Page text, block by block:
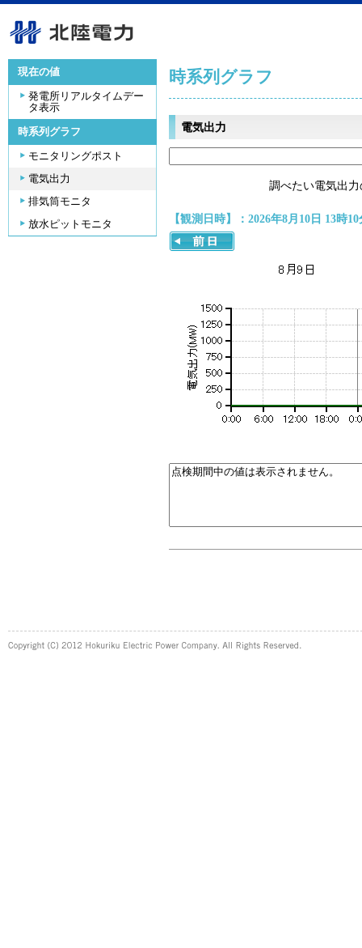
現在の値
発電所リアルタイムデー
タ表示
時系列グラフ
モニタリングポスト
電気出力
排気筒モニタ
放水ピットモニタ
時系列グラフ
電気出力
調べたい電気出
【観測日時】：2026年8月10日 13時10